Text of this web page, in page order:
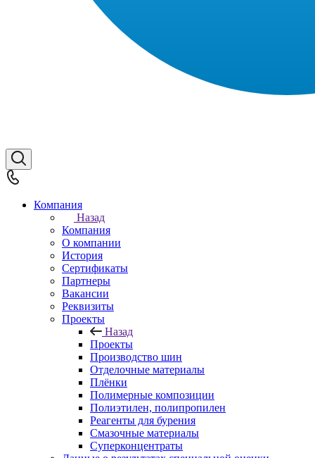
Компания
Назад
Компания
О компании
История
Сертификаты
Партнеры
Вакансии
Реквизиты
Проекты
Назад
Проекты
Производство шин
Отделочные материалы
Плёнки
Полимерные композиции
Полиэтилен, полипропилен
Реагенты для бурения
Смазочные материалы
Суперконцентраты